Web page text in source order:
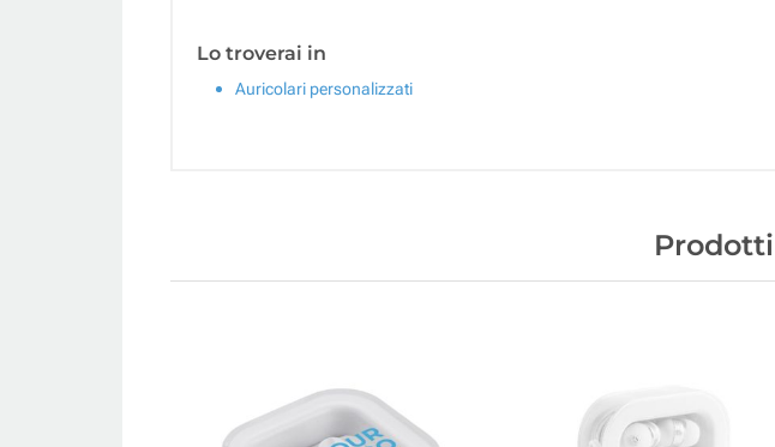
Lo troverai in
Auricolari personalizzati